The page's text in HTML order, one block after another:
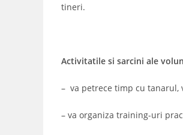
tineri.
Activitatile si sarcini ale
– va petrece timp cu tanarul,
– va organiza training-uri